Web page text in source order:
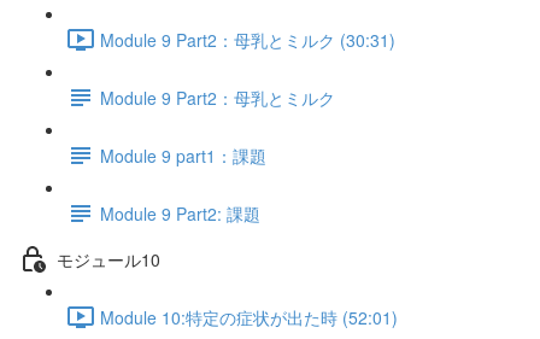
Module 9 Part2：母乳とミルク (30:31)
Module 9 Part2：母乳とミルク
Module 9 part1：課題
Module 9 Part2: 課題
モジュール10
Module 10:特定の症状が出た時 (52:01)